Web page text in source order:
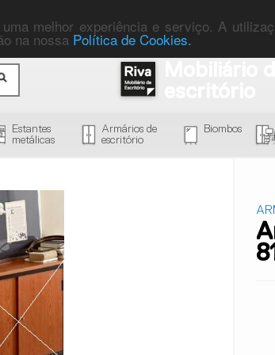
melhor experiência e serviço. A
na nossa Política de Cookies.
Estantes
metálicas
Armários de
escritório
Biombos